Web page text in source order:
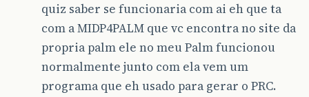
quiz saber se funcionaria com ai eh que ta
com a MIDP4PALM que vc encontra no site da
propria palm ele no meu Palm funcionou
normalmente junto com ela vem um
programa que eh usado para gerar o PRC.